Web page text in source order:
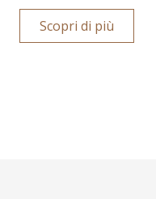
Scopri di più